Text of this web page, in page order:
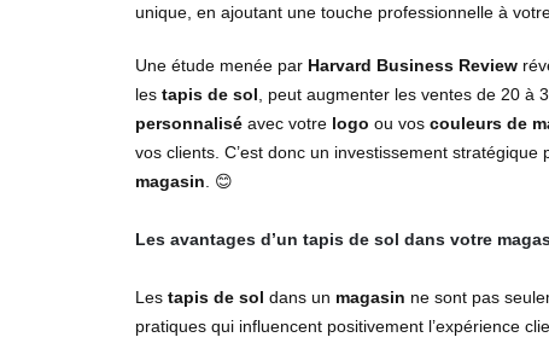
unique, en ajoutant une touche professionnelle à
Une étude menée par Harvard Business Review
les tapis de sol , peut augmenter les ventes de 20 à
personnalisé avec votre logo ou vos couleurs de
vos clients. C’est donc un investissement
magasin . 😊
Les avantages d’un tapis de sol dans votre
Les tapis de sol dans un magasin ne sont pas
pratiques qui influencent positivement l’expérience